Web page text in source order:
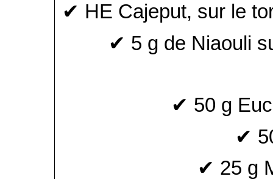
✔ HE Cajeput, sur le
✔ 5 g de Niaouli
✔ 50 g
✔
✔ 25 g